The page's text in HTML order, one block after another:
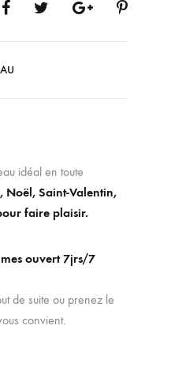
idéal en toute
Noël, Saint-Valentin,
faire plaisir.
ouvert 7jrs/7
de suite ou prenez le
convient.